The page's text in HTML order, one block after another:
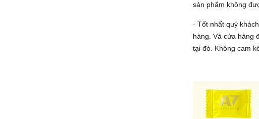
sản phẩm không
- Tốt nhất quý
hàng. Và cửa hàng
tại đó. Không cam